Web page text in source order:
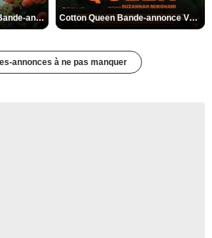
Des Fleurs pour Tokyo Bande-annonce VO STFR Cotton Queen Bande-annonce VO STFR
annonces à ne pas manquer